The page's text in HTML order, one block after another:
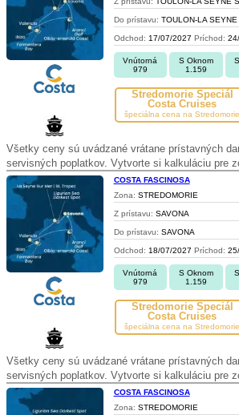
Do prístavu: TOULON-LA SEYNE
Odchod: 17/07/2027 Príchod:
Vnútorná
979
S Oknom
1.159
Stredomorie Špeciál
Costa Cruises
špeciálna cena na Stredomorie
Všetky ceny sú uvádzané vrátane prístavných
servisných poplatkov. Vytvorte si kalkuláciu pre
COSTA FASCINOSA
Zona: STREDOMORIE
Z prístavu: SAVONA
Do prístavu: SAVONA
Odchod: 18/07/2027 Príchod:
Vnútorná
979
S Oknom
1.159
Stredomorie Špeciál
Costa Cruises
špeciálna cena na Stredomorie
Všetky ceny sú uvádzané vrátane prístavných
servisných poplatkov. Vytvorte si kalkuláciu pre
COSTA FASCINOSA
Zona: STREDOMORIE